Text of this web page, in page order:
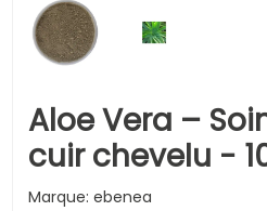
Aloe Vera –
cuir chevelu -
Marque: ebenea